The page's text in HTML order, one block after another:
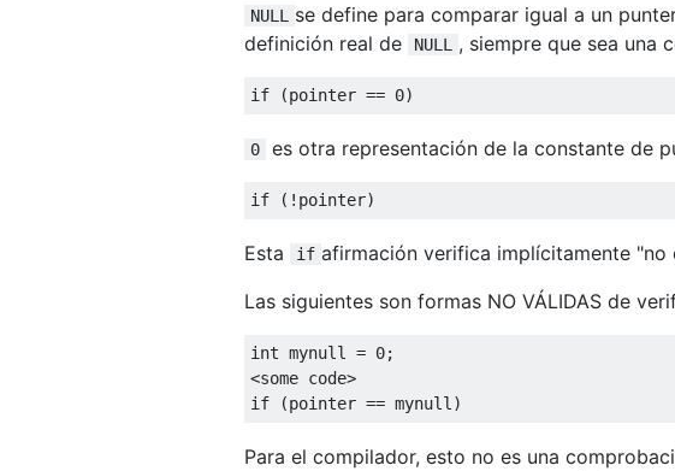
NULL
se define para comparar igual a un
definición real de
NULL , siempre que sea una
if (pointer == 0)
0 es otra representación de la constante de
if (! pointer)
Esta if afirmación verifica implícitamente
Las siguientes son formas NO VÁLIDAS de
int mynull = 0;
<some code>
if
(pointer == mynull )
Para el compilador, esto no es una